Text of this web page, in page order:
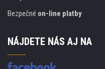
Bezpečné on-line platby
NÁJDETE NÁS AJ NA